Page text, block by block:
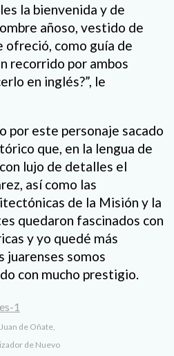
la bienvenida y de
añoso, vestido de
ofreció, como guía de
recorrido por ambos
en inglés?”, le
por este personaje sacado
que, en la lengua de
lujo de detalles el
así como las
de la Misión y la
quedaron fascinados con
y yo quedé más
juarenses somos
con mucho prestigio.
de Oñate,
de Nuevo